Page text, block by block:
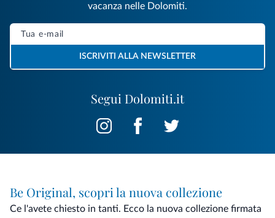
Segui Dolomiti.it
vacanza nelle Dolomiti.
ISCRIVITI ALLA NEWSLETTER
Be Original, scopri la nuova collezione
Ce l'avete chiesto in tanti. Ecco la nuova collezione firmata